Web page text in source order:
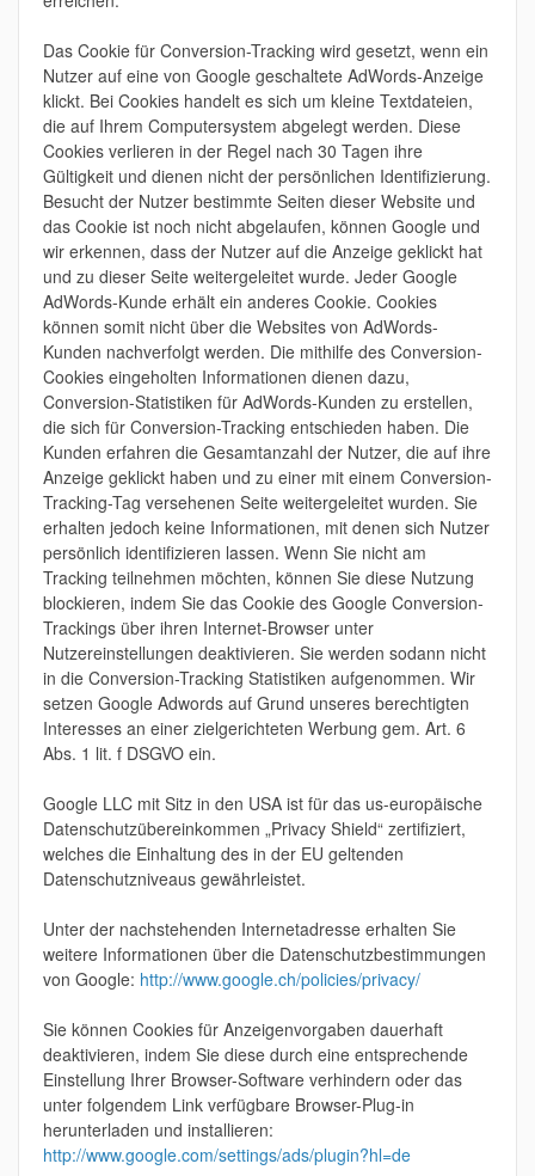
Das Cookie für Conversion-Tracking wird gesetzt, wenn ein
Nutzer auf eine von Google geschaltete AdWords-Anzeige
klickt. Bei Cookies handelt es sich um kleine Textdateien,
die auf Ihrem Computersystem abgelegt werden. Diese
Cookies verlieren in der Regel nach 30 Tagen ihre
Gültigkeit und dienen nicht der persönlichen Identifizierung.
Besucht der Nutzer bestimmte Seiten dieser Website und
das Cookie ist noch nicht abgelaufen, können Google und
wir erkennen, dass der Nutzer auf die Anzeige geklickt hat
und zu dieser Seite weitergeleitet wurde. Jeder Google
AdWords-Kunde erhält ein anderes Cookie. Cookies
können somit nicht über die Websites von AdWords-
Kunden nachverfolgt werden. Die mithilfe des Conversion-
Cookies eingeholten Informationen dienen dazu,
Conversion-Statistiken für AdWords-Kunden zu erstellen,
die sich für Conversion-Tracking entschieden haben. Die
Kunden erfahren die Gesamtanzahl der Nutzer, die auf ihre
Anzeige geklickt haben und zu einer mit einem Conversion-
Tracking-Tag versehenen Seite weitergeleitet wurden. Sie
erhalten jedoch keine Informationen, mit denen sich Nutzer
persönlich identifizieren lassen. Wenn Sie nicht am
Tracking teilnehmen möchten, können Sie diese Nutzung
blockieren, indem Sie das Cookie des Google Conversion-
Trackings über ihren Internet-Browser unter
Nutzereinstellungen deaktivieren. Sie werden sodann nicht
in die Conversion-Tracking Statistiken aufgenommen. Wir
setzen Google Adwords auf Grund unseres berechtigten
Interesses an einer zielgerichteten Werbung gem. Art. 6
Abs. 1 lit. f DSGVO ein.
Google LLC mit Sitz in den USA ist für das us-europäische
Datenschutzübereinkommen „Privacy Shield“ zertifiziert,
welches die Einhaltung des in der EU geltenden
Datenschutzniveaus gewährleistet.
Unter der nachstehenden Internetadresse erhalten Sie
weitere Informationen über die Datenschutzbestimmungen
von Google: http://www.google.ch/policies/privacy/
Sie können Cookies für Anzeigenvorgaben dauerhaft
deaktivieren, indem Sie diese durch eine entsprechende
Einstellung Ihrer Browser-Software verhindern oder das
unter folgendem Link verfügbare Browser-Plug-in
herunterladen und installieren:
http://www.google.com/settings/ads/plugin?hl=de